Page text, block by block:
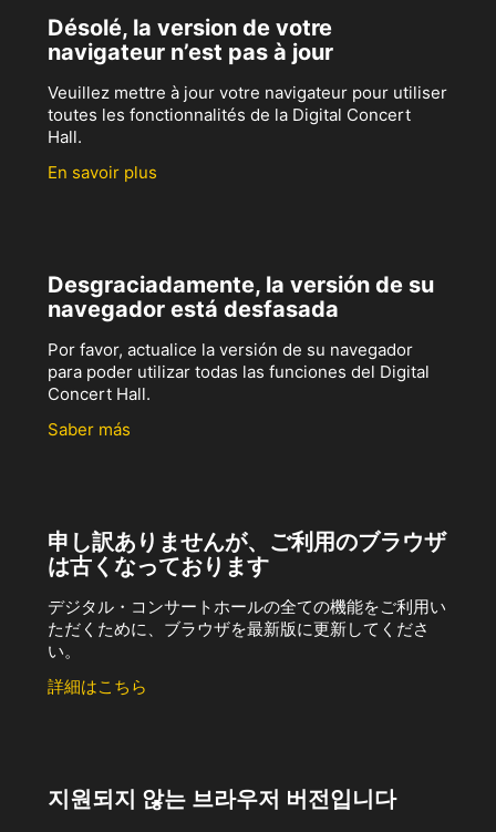
Désolé, la version de votre
navigateur n’est pas à jour
Veuillez mettre à jour votre navigateur pour utiliser
toutes les fonctionnalités de la Digital Concert
Hall.
En savoir plus
Desgraciadamente, la versión de su
navegador está desfasada
Por favor, actualice la versión de su navegador
para poder utilizar todas las funciones del Digital
Concert Hall.
Saber más
申し訳ありませんが、ご利用のブラウザ
は古くなっております
デジタル・コンサートホールの全ての機能をご利用い
ただくために、ブラウザを最新版に更新してくださ
い。
詳細はこちら
지원되지 않는 브라우저 버전입니다